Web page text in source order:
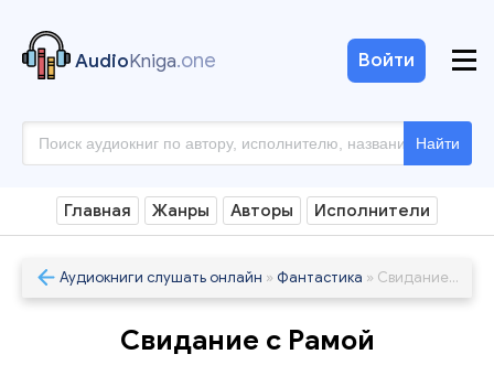
AudioKniga.one
Найти
Войти
Главная Жанры Авторы Исполнители
Аудиокниги слушать онлайн » Фантастика » Свидание с Рамой
Свидание с Рамой